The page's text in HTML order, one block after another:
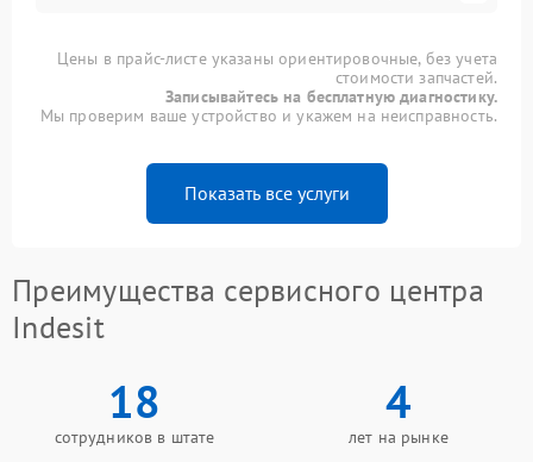
Цены в прайс-листе указаны ориентировочные, без учета
стоимости запчастей.
Записывайтесь на бесплатную диагностику.
Мы проверим ваше устройство и укажем на неисправность.
Показать все услуги
Преимущества сервисного центра
Indesit
18
сотрудников в штате
4
лет на рынке